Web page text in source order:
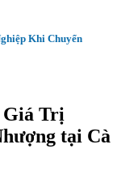
Khi Chuyển
Giá Trị
tại Cà